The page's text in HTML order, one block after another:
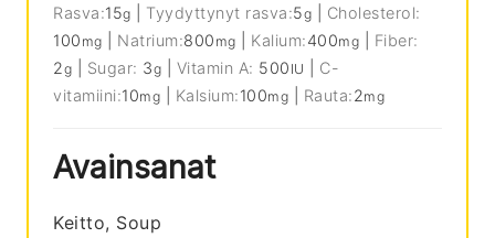
Rasva:15g Tyydyttynyt rasva:5g
Cholesterol:
100 mg Natrium:800 mg Kalium:400mg
Fiber:
2g Sugar: 3g Vitamin A: 500 IU
C-
vitamiini:10mg Kalsium:100mg Rauta:2mg
Avainsanat
Keitto, Soup